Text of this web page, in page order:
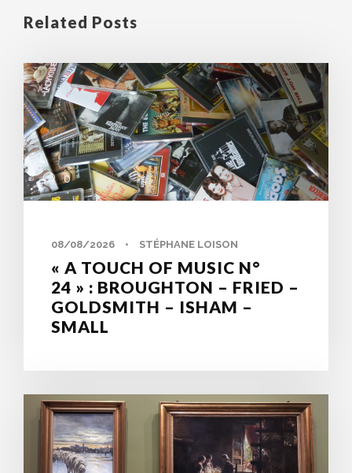
Related Posts
0
08/08/2026 • STÉPHANE LOISON
« A TOUCH OF MUSIC N°
24 » : BROUGHTON – FRIED –
GOLDSMITH – ISHAM –
SMALL